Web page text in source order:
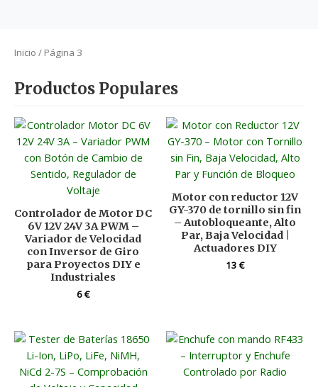
Inicio / Página 3
Productos Populares
Controlador de Motor DC
6V 12V 24V 3A PWM –
Variador de Velocidad
con Inversor de Giro
para Proyectos DIY e
Industriales
6€
Motor con reductor 12V
GY-370 de tornillo sin fin
– Autobloqueante, Alto
Par, Baja Velocidad |
Actuadores DIY
13€